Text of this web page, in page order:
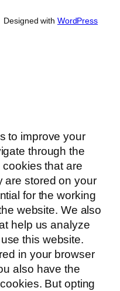
Designed with WordPress
to improve your
through the
that are
are stored on your
for the working
website. We also
help us analyze
this website.
in your browser
also have the
But opting